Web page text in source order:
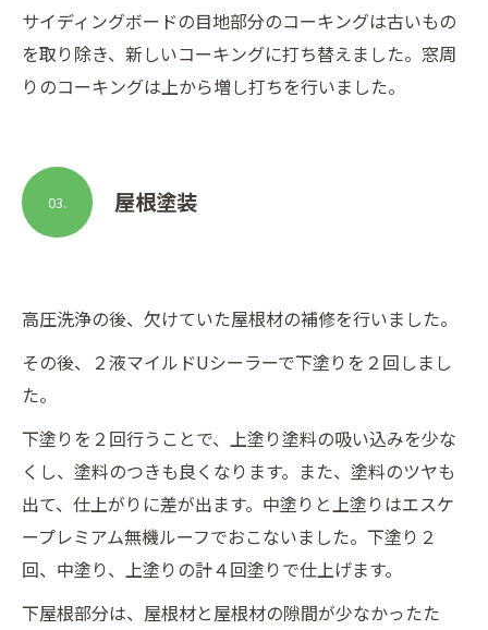
サイディングボードの目地部分のコーキングは古いもの
を取り除き、新しいコーキングに打ち替えました。窓周
りのコーキングは上から増し打ちを行いました。
屋根塗装
03.
高圧洗浄の後、欠けていた屋根材の補修を行いました。
その後、２液マイルドUシーラーで下塗りを２回しまし
た。
下塗りを２回行うことで、上塗り塗料の吸い込みを少な
くし、塗料のつきも良くなります。また、塗料のツヤも
出て、仕上がりに差が出ます。中塗りと上塗りはエスケ
ープレミアム無機ルーフでおこないました。下塗り２
回、中塗り、上塗りの計４回塗りで仕上げます。
下屋根部分は、屋根材と屋根材の隙間が少なかったた